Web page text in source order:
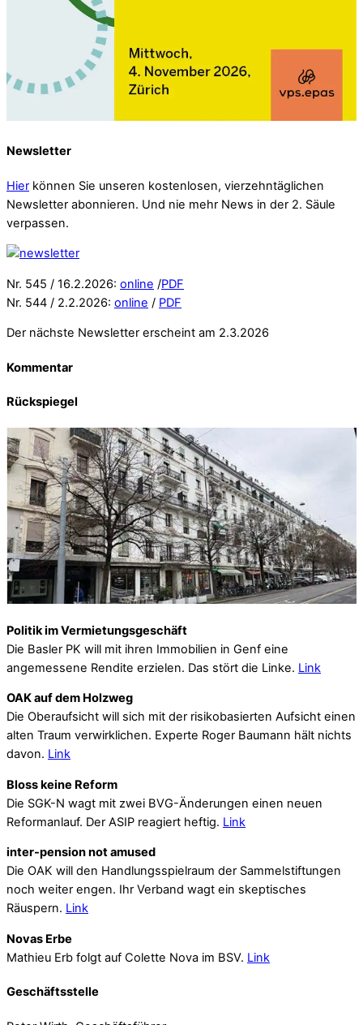
Newsletter
Hier können Sie unseren kostenlosen, vierzehntäglichen
Newsletter abonnieren. Und nie mehr News in der 2. Säule
verpassen.
Nr. 545 / 16.2.2026: online /PDF
Nr. 544 / 2.2.2026: online / PDF
Der nächste Newsletter erscheint am 2.3.2026
Kommentar
Rückspiegel
Politik im Vermietungsgeschäft
Die Basler PK will mit ihren Immobilien in Genf eine
angemessene Rendite erzielen. Das stört die Linke. Link
OAK auf dem Holzweg
Die Oberaufsicht will sich mit der risikobasierten Aufsicht einen
alten Traum verwirklichen. Experte Roger Baumann hält nichts
davon. Link
Bloss keine Reform
Die SGK-N wagt mit zwei BVG-Änderungen einen neuen
Reformanlauf. Der ASIP reagiert heftig. Link
inter-pension not amused
Die OAK will den Handlungsspielraum der Sammelstiftungen
noch weiter engen. Ihr Verband wagt ein skeptisches
Räuspern. Link
Novas Erbe
Mathieu Erb folgt auf Colette Nova im BSV. Link
Geschäftsstelle